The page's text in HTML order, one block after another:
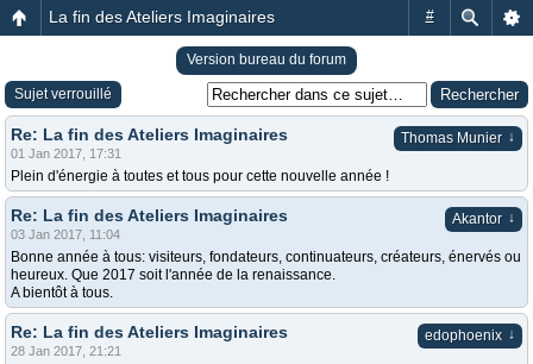
#
La fin des Ateliers Imaginaires
Version bureau du forum
Sujet verrouillé
Thomas Munier ↓
Re: La fin des Ateliers Imaginaires
01 Jan 2017, 17:31
Plein d'énergie à toutes et tous pour cette nouvelle année !
Akantor ↓
Re: La fin des Ateliers Imaginaires
03 Jan 2017, 11:04
Bonne année à tous: visiteurs, fondateurs, continuateurs, créateurs, énervés ou
heureux. Que 2017 soit l'année de la renaissance.
A bientôt à tous.
edophoenix ↓
Re: La fin des Ateliers Imaginaires
28 Jan 2017, 21:21